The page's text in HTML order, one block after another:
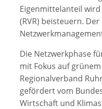
Eigenmittelanteil
(RVR) beisteuern.
Die Netzwerkphase
mit Fokus auf
Regionalverband
gefördert vom
Wirtschaft und